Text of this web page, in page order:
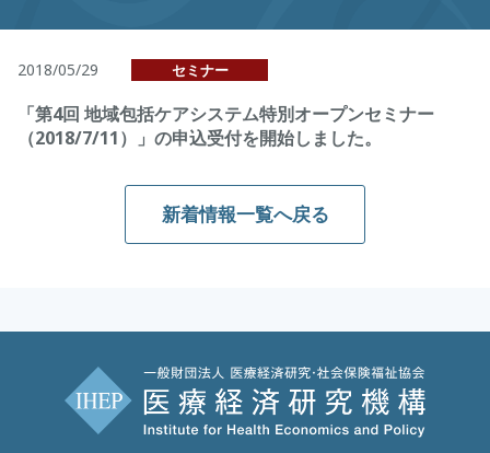
2018/05/29 セミナー
「第4回 地域包括ケアシステム特別オープンセミナー
（2018/7/11）」の申込受付を開始しました。
新着情報一覧へ戻る